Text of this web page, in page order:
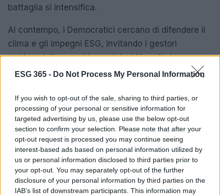
ESG 365 - Do Not Process My Personal Information
If you wish to opt-out of the sale, sharing to third parties, or
processing of your personal or sensitive information for
targeted advertising by us, please use the below opt-out
section to confirm your selection. Please note that after your
opt-out request is processed you may continue seeing
interest-based ads based on personal information utilized by
us or personal information disclosed to third parties prior to
your opt-out. You may separately opt-out of the further
disclosure of your personal information by third parties on the
IAB’s list of downstream participants. This information may
battaglia si intensifica.
Al contempo, i Democratici cercano di difendere il
clima e gli impegni ESG, invitando i gestori
patrimoniali a considerare i rischi legati al
cambiamento climatico nelle loro decisioni di
bilico e la pressione politica sta crescendo. I
prossimi mesi saranno decisivi per gli investimenti
e la sostenibilità.
In conclusione, mentre il panorama della
sostenibilità si evolve, è fondamentale rimanere
informati e pronti a rispondere ai cambiamenti. Il
mondo della finanza sostenibile ha ancora molto da